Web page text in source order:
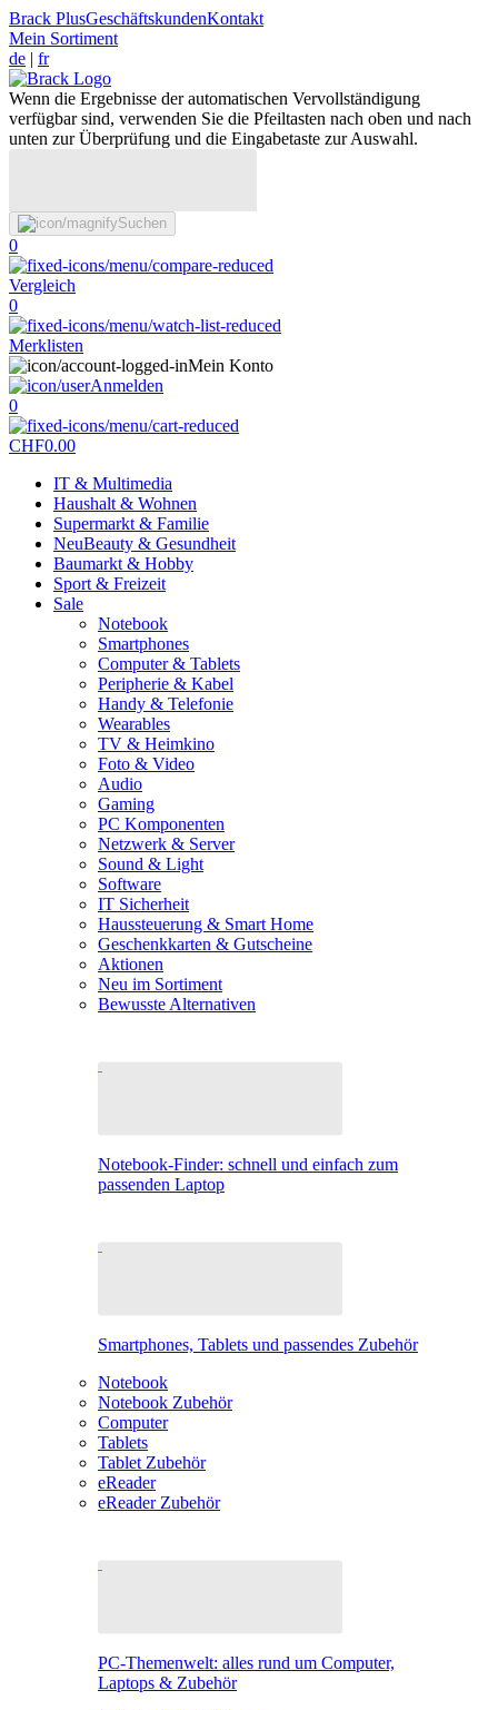
Brack PlusGeschäftskundenKontakt
Mein Sortiment
de | fr
Wenn die Ergebnisse der automatischen Vervollständigung
verfügbar sind, verwenden Sie die Pfeiltasten nach oben und nach
unten zur Überprüfung und die Eingabetaste zur Auswahl.
Suchen
0
Vergleich
0
Merklisten
Mein Konto
Anmelden
0
CHF0.00
IT & Multimedia
Haushalt & Wohnen
Supermarkt & Familie
NeuBeauty & Gesundheit
Baumarkt & Hobby
Sport & Freizeit
Sale
Notebook
Smartphones
Computer & Tablets
Peripherie & Kabel
Handy & Telefonie
Wearables
TV & Heimkino
Foto & Video
Audio
Gaming
PC Komponenten
Netzwerk & Server
Sound & Light
Software
IT Sicherheit
Haussteuerung & Smart Home
Geschenkkarten & Gutscheine
Aktionen
Neu im Sortiment
Bewusste Alternativen
Notebook-Finder: schnell und einfach zum
passenden Laptop
Smartphones, Tablets und passendes Zubehör
Notebook
Notebook Zubehör
Computer
Tablets
Tablet Zubehör
eReader
eReader Zubehör
PC-Themenwelt: alles rund um Computer,
Laptops & Zubehör